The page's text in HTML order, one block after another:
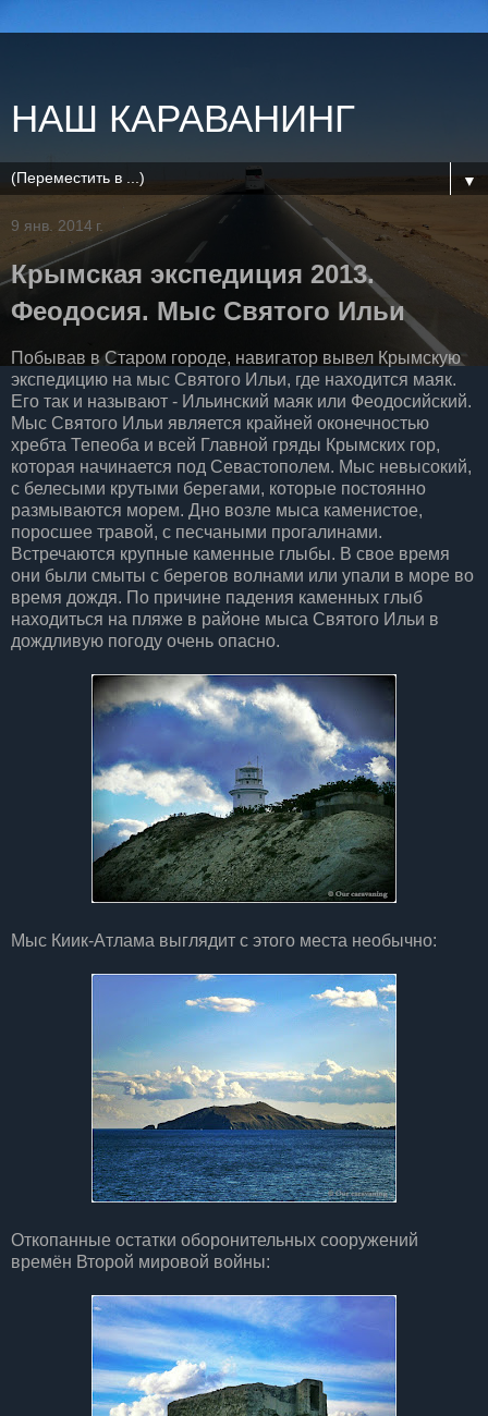
НАШ КАРАВАНИНГ
▼
9 янв. 2014 г.
Крымская экспедиция 2013.
Феодосия. Мыс Святого Ильи
Побывав в Старом городе, навигатор вывел Крымскую
экспедицию на мыс Святого Ильи, где находится маяк.
Его так и называют - Ильинский маяк или Феодосийский.
Мыс Святого Ильи является крайней оконечностью
хребта Тепеоба и всей Главной гряды Крымских гор,
которая начинается под Севастополем. Мыс невысокий,
с белесыми крутыми берегами, которые постоянно
размываются морем. Дно возле мыса каменистое,
поросшее травой, с песчаными прогалинами.
Встречаются крупные каменные глыбы. В свое время
они были смыты с берегов волнами или упали в море во
время дождя. По причине падения каменных глыб
находиться на пляже в районе мыса Святого Ильи в
дождливую погоду очень опасно.
Мыс Киик-Атлама выглядит с этого места необычно:
Откопанные остатки оборонительных сооружений
времён Второй мировой войны: